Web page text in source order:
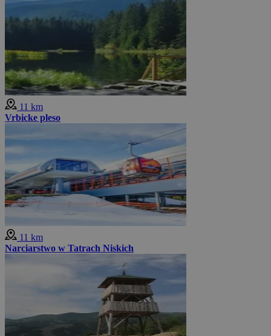
11 km
Vrbicke pleso
11 km
Narciarstwo w Tatrach Niskich